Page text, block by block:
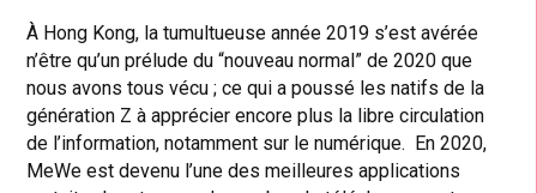
À Hong Kong, la tumultueuse année 2019 s’est avérée
n’être qu’un prélude du “nouveau normal” de 2020 que
nous avons tous vécu ; ce qui a poussé les natifs de la
génération Z à apprécier encore plus la libre circulation
de l’information, notamment sur le numérique. En 2020,
MeWe est devenu l’une des meilleures applications